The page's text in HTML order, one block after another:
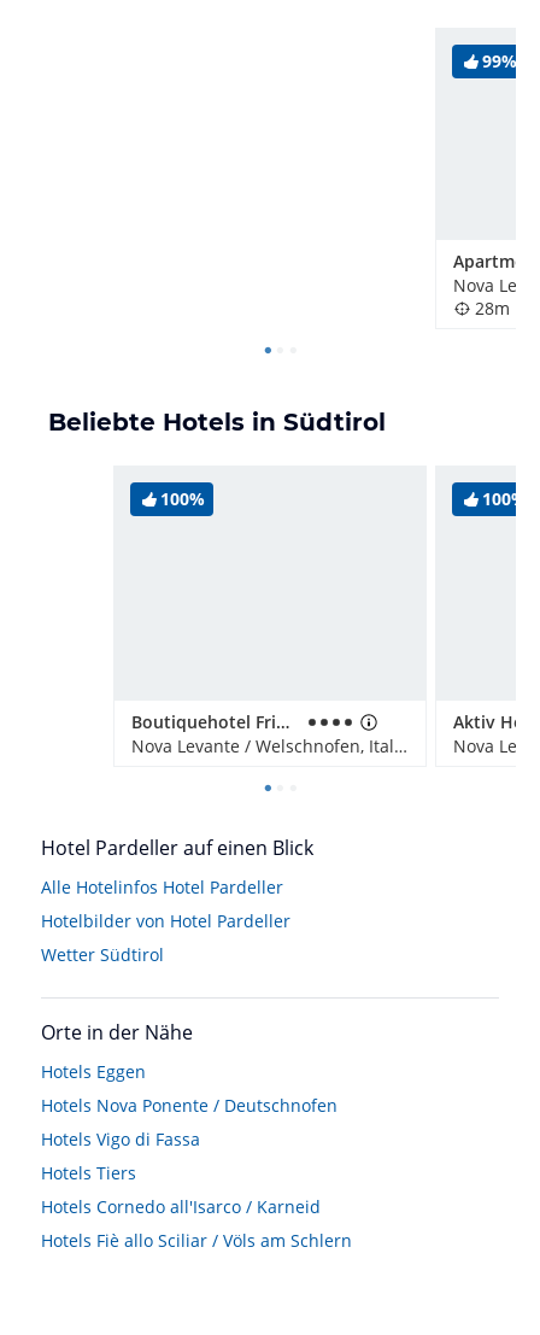
99%
28m
Beliebte Hotels in Südtirol
100%
Boutiquehotel Friedrich
Nova Levante / Welschnofen, Italien
100%
Hotel Pardeller auf einen Blick
Alle Hotelinfos Hotel Pardeller
Hotelbilder von Hotel Pardeller
Wetter Südtirol
Orte in der Nähe
Hotels Eggen
Hotels Nova Ponente / Deutschnofen
Hotels Vigo di Fassa
Hotels Tiers
Hotels Cornedo all'Isarco / Karneid
Hotels Fiè allo Sciliar / Völs am Schlern